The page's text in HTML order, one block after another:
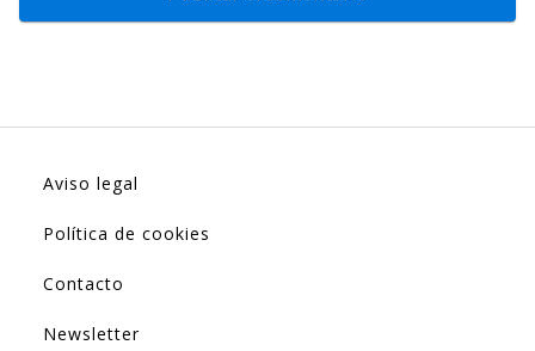
Aviso legal
Política de cookies
Contacto
Newsletter